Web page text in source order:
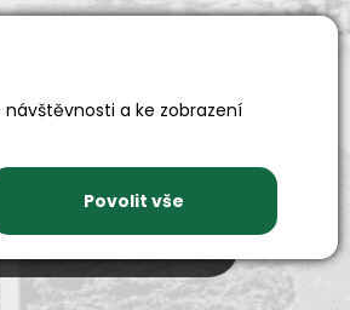
a ke zobrazení
Povolit vše